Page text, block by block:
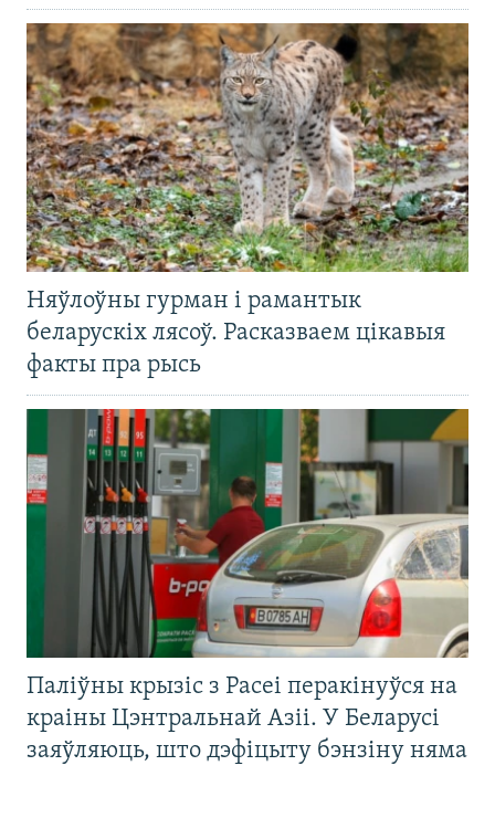
Няўлоўны гурман і рамантык
беларускіх лясоў. Расказваем цікавыя
факты пра рысь
Паліўны крызіс з Расеі перакінуўся на
краіны Цэнтральнай Азіі. У Беларусі
заяўляюць, што дэфіцыту бэнзіну няма